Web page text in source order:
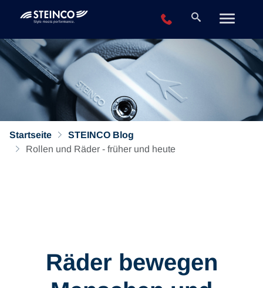
+49 2196 943-0
Startseite
STEINCO Blog
Rollen und Räder - früher und heute
Räder bewegen